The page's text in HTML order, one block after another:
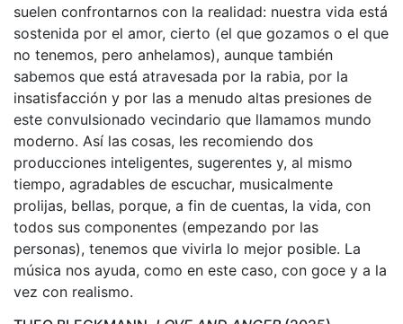
suelen confrontarnos con la realidad: nuestra vida está
sostenida por el amor, cierto (el que gozamos o el que
no tenemos, pero anhelamos), aunque también
sabemos que está atravesada por la rabia, por la
insatisfacción y por las a menudo altas presiones de
este convulsionado vecindario que llamamos mundo
moderno. Así las cosas, les recomiendo dos
producciones inteligentes, sugerentes y, al mismo
tiempo, agradables de escuchar, musicalmente
prolijas, bellas, porque, a fin de cuentas, la vida, con
todos sus componentes (empezando por las
personas), tenemos que vivirla lo mejor posible. La
música nos ayuda, como en este caso, con goce y a la
vez con realismo.